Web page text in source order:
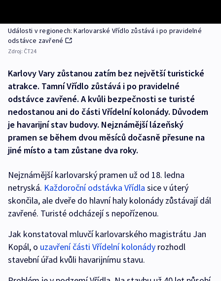
Události v regionech: Karlovarské Vřídlo zůstává i po pravidelné
odstávce zavřené
Zdroj: ČT24
Karlovy Vary zůstanou zatím bez největší turistické
atrakce. Tamní Vřídlo zůstává i po pravidelné
odstávce zavřené. A kvůli bezpečnosti se turisté
nedostanou ani do části Vřídelní kolonády. Důvodem
je havarijní stav budovy. Nejznámější lázeňský
pramen se během dvou měsíců dočasně přesune na
jiné místo a tam zůstane dva roky.
Nejznámější karlovarský pramen už od 18. ledna
netryská. Každoroční odstávka Vřídla sice v úterý
skončila, ale dveře do hlavní haly kolonády zůstávají dál
zavřené. Turisté odcházejí s nepořízenou.
Jak konstatoval mluvčí karlovarského magistrátu Jan
Kopál, o uzavření části Vřídelní kolonády rozhodl
stavební úřad kvůli havarijnímu stavu.